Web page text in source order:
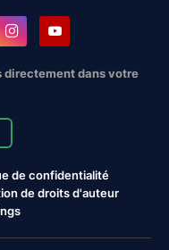
directement dans votre
de confidentialité
de droits d'auteur